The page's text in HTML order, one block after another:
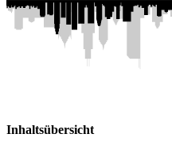
Inhaltsübersicht